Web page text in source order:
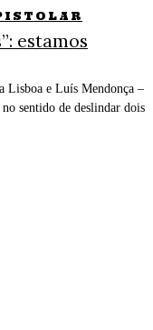
estamos
Lisboa e Luís Mendonça –
sentido de deslindar dois